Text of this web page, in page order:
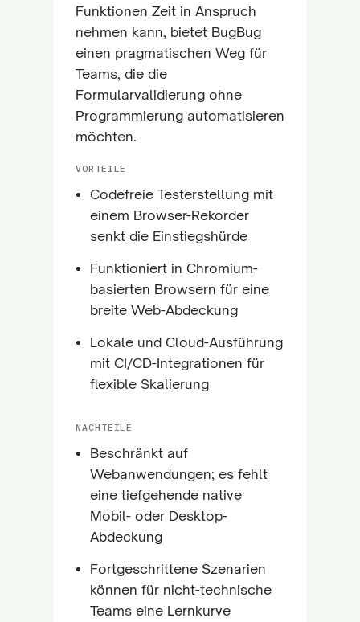
Funktionen Zeit in Anspruch
nehmen kann, bietet BugBug
einen pragmatischen Weg für
Teams, die die
Formularvalidierung ohne
Programmierung automatisieren
möchten.
VORTEILE
Codefreie Testerstellung mit
einem Browser-Rekorder
senkt die Einstiegshürde
Funktioniert in Chromium-
basierten Browsern für eine
breite Web-Abdeckung
Lokale und Cloud-Ausführung
mit CI/CD-Integrationen für
flexible Skalierung
NACHTEILE
Beschränkt auf
Webanwendungen; es fehlt
eine tiefgehende native
Mobil- oder Desktop-
Abdeckung
Fortgeschrittene Szenarien
können für nicht-technische
Teams eine Lernkurve